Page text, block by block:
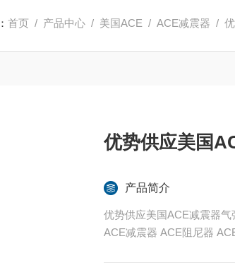
首页 / 产品中心 / 美国ACE /ACE减震器 / 优
优势供应美国
产品简介
优势供应美国ACE减震器气
ACE减震器 ACE阻尼器